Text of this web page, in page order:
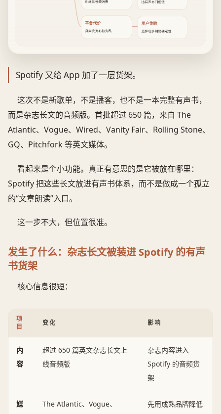
训练长音频消费 比有声书门槛低
平台代价
货架变宽心智变乱
用户体验
选择增多削弱确定性
Spotify 又给 App 加了一层货架。
这次不是新歌单，不是播客，也不是一本完整有声书，
而是杂志长文的音频版。首批超过 650 篇，来自 The
Atlantic、Vogue、Wired、Vanity Fair、Rolling Stone、
GQ、Pitchfork 等英文媒体。
看起来是个小功能。真正有意思的是它被放在哪里：
Spotify 把这些长文放进有声书体系，而不是做成一个孤立
的“文章朗读”入口。
这一步不大，但位置很准。
发生了什么：杂志长文被装进 Spotify 的有声
书货架
核心信息很短：
项
目
变化 影响
内
容
超过 650 篇英文杂志长文上
线音频版
杂志内容进入
Spotify 的音频货
架
媒
The Atlantic、Vogue、
先用成熟品牌降低